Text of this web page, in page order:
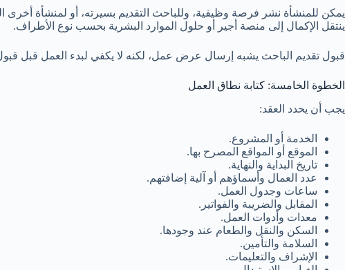
يمكن للمنشأة نشر فرصة وظيفية، وللباحث التقديم بسيرته، أو لمنشأة أخرى
ينتقل الإكمال إلى منصة أجير أو حلول الموارد البشرية بحسب نوع الأطراف.
قبول تقديم الباحث يشبه إرسال عرض عمل، لكنه لا يكفي لبدء العمل قبل
الخطوة الخامسة: كتابة نطاق العمل
يجب أن يحدد العقد:
الخدمة أو المشروع.
الموقع أو المواقع المصرح بها.
تاريخ البداية والنهاية.
عدد العمال وأسماؤهم أو آلية إضافتهم.
ساعات وجدول العمل.
المقابل والضريبة والفواتير.
معدات وأدوات العمل.
السكن والنقل والطعام عند وجودها.
السلامة والتأمين.
الإشراف والتعليمات.